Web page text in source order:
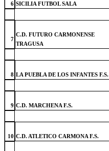
6 SICILIA FUTBOL SALA
7
C.D. FUTURO CARMONENSE
TRAGUSA
8 LA PUEBLA DE LOS INFANTES F.S.
9 C.D. MARCHENA F.S.
10 C.D. ATLETICO CARMONA F.S.